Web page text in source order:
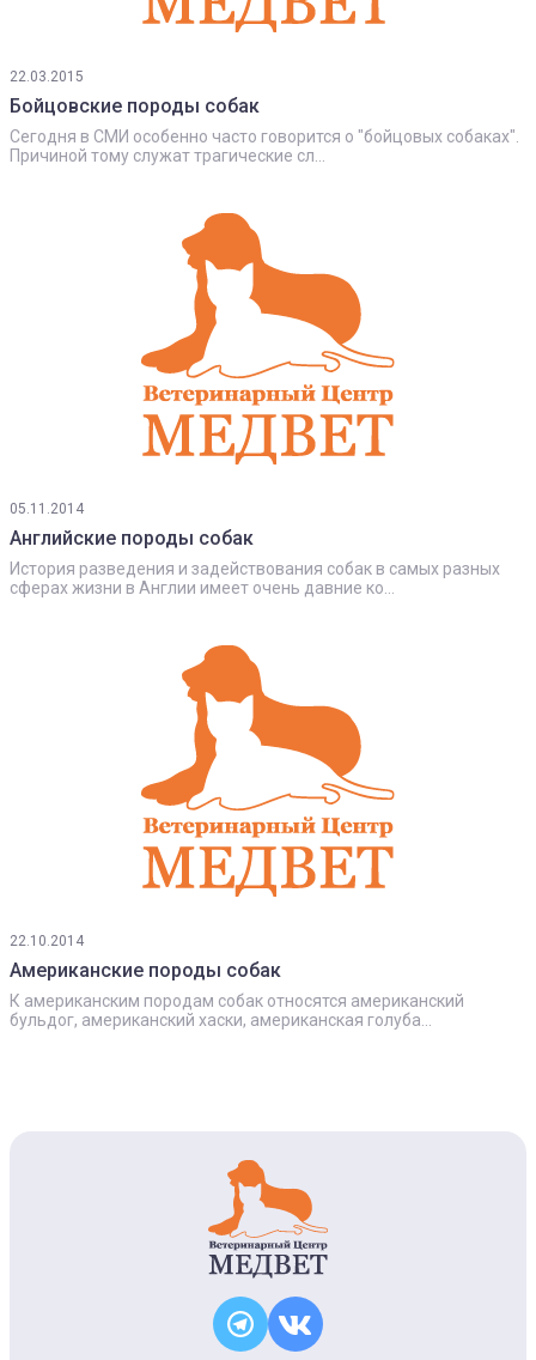
22.03.2015
Бойцовские породы собак
Сегодня в СМИ особенно часто говорится о "бойцовых собаках".
Причиной тому служат трагические сл...
05.11.2014
Английские породы собак
История разведения и задействования собак в самых разных
сферах жизни в Англии имеет очень давние ко...
22.10.2014
Американские породы собак
К американским породам собак относятся американский
бульдог, американский хаски, американская голуба...